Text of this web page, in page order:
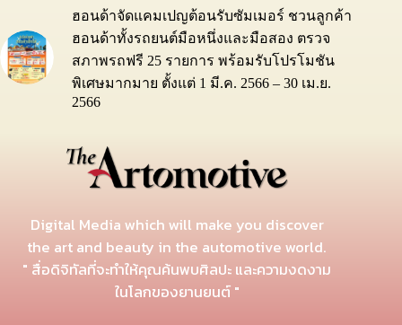
ฮอนด้าจัดแคมเปญต้อนรับซัมเมอร์ ชวนลูกค้า
ฮอนด้าทั้งรถยนต์มือหนึ่งและมือสอง ตรวจ
สภาพรถฟรี 25 รายการ พร้อมรับโปรโมชัน
พิเศษมากมาย ตั้งแต่ 1 มี.ค. 2566 – 30 เม.ย.
2566
Digital Media which will make you discover
the art and beauty in the automotive world.
" สื่อดิจิทัลที่จะทำให้คุณค้นพบศิลปะ และความงดงาม
ในโลกของยานยนต์ "